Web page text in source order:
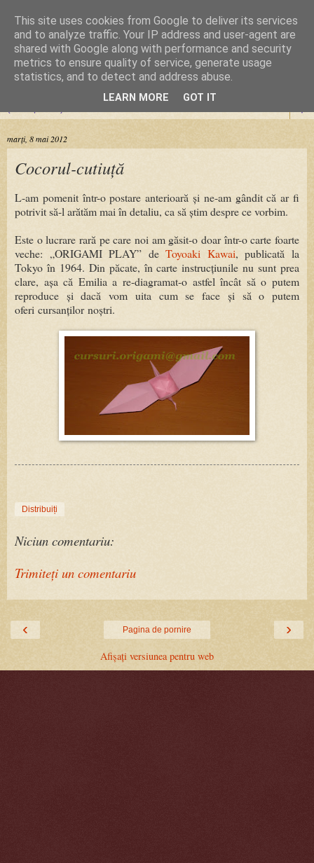
Cursuri Origami
Dragoste de la prima pliere
▼
marți, 8 mai 2012
Cocorul-cutiuță
L-am pomenit într-o postare anterioară și ne-am gândit că ar fi
potrivit să-l arătăm mai în detaliu, ca să știm despre ce vorbim.
Este o lucrare rară pe care noi am găsit-o doar într-o carte foarte
veche: „ORIGAMI PLAY” deToyoaki Kawai, publicată la
Tokyo în 1964. Din păcate, în carte instrucțiunile nu sunt prea
clare, așa că Emilia a re-diagramat-o astfel încât să o putem
reproduce și dacă vom uita cum se face și să o putem
oferi cursanților noștri.
Distribuiți
Niciun comentariu:
Trimiteți un comentariu
‹ ›
Pagina de pornire
Afișați versiunea pentru web
This site uses cookies from Google to deliver its services
and to analyze traffic. Your IP address and user-agent are
shared with Google along with performance and security
metrics to ensure quality of service, generate usage
statistics, and to detect and address abuse.
LEARN MORE GOT IT